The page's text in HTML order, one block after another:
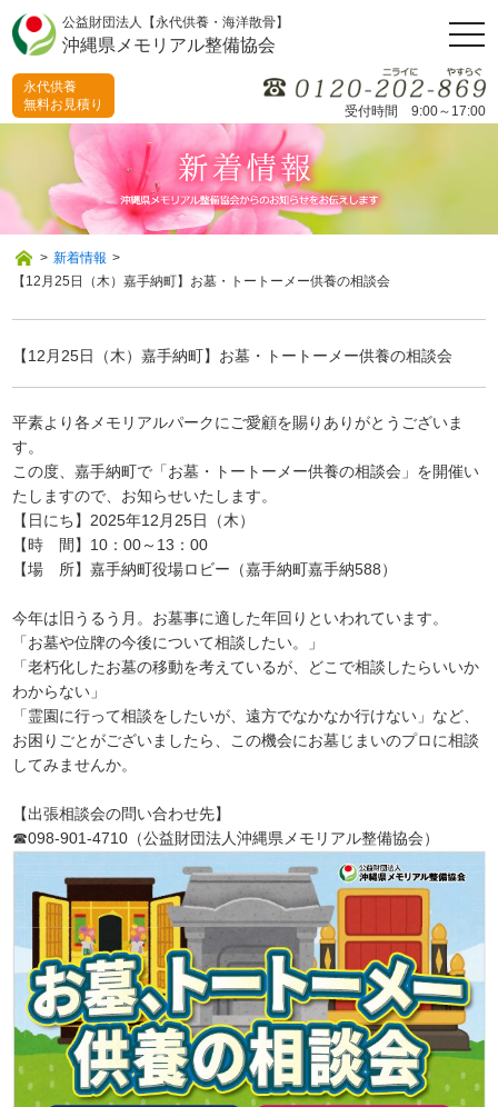
公益財団法人【永代供養・海洋散骨】
沖縄県メモリアル整備協会
受付時間 9:00～17:00
永代供養
無料お見積り
> 新着情報 >
【12月25日（木）嘉手納町】お墓・トートーメー供養の相談会
【12月25日（木）嘉手納町】お墓・トートーメー供養の相談会
平素より各メモリアルパークにご愛顧を賜りありがとうございま
す。
この度、嘉手納町で「お墓・トートーメー供養の相談会」を開催い
たしますので、お知らせいたします。
【日にち】2025年12月25日（木）
【時 間】10：00～13：00
【場 所】嘉手納町役場ロビー（嘉手納町嘉手納588）
今年は旧うるう月。お墓事に適した年回りといわれています。
「お墓や位牌の今後について相談したい。」
「老朽化したお墓の移動を考えているが、どこで相談したらいいか
わからない」
「霊園に行って相談をしたいが、遠方でなかなか行けない」など、
お困りごとがございましたら、この機会にお墓じまいのプロに相談
してみませんか。
【出張相談会の問い合わせ先】
☎098-901-4710（公益財団法人沖縄県メモリアル整備協会）